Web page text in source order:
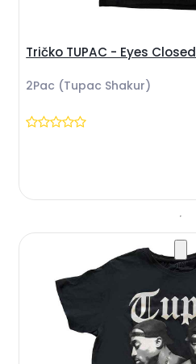
Tričko TUPAC - Eyes Closed
2Pac (Tupac Shakur)